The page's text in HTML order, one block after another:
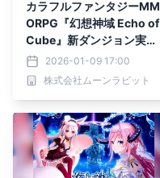
カラフルファンタジーMM
ORPG『幻想神域 Echo of
Cube』新ダンジョン実
装！2026-01-09 17:00
株式会社ムーンラビット